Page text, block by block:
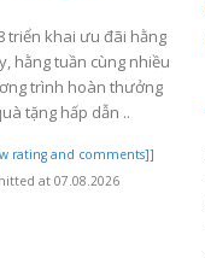
triển khai ưu đãi hằng
hằng tuần cùng nhiều
trình hoàn thưởng
tặng hấp dẫn ..
rating and comments]]
at 07.08.2026